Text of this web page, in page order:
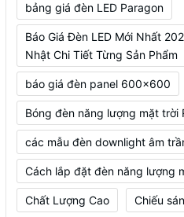
bảng giá đèn LED Paragon
Báo Giá Đèn LED Mới Nhất
Nhật Chi Tiết Từng Sản Phẩm
báo giá đèn panel 600x600
Bóng đèn năng lượng mặt trời
các mẫu đèn downlight âm
Cách lắp đặt đèn năng lượng
Chất Lượng Cao Chiếu